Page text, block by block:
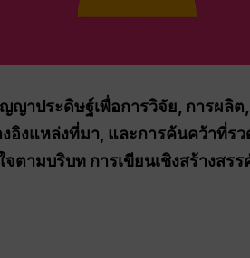
าประดิษฐ์เพื่อการวิจัย, การผลิ
งแหล่งที่มา, และการค้นคว้าที่รว
จตามบริบท การเขียนเชิงสร้างสร